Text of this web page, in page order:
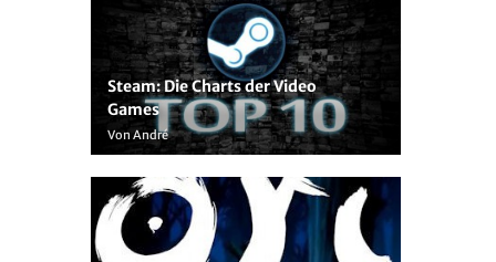
Steam: Die Charts der Video
Games
Von André